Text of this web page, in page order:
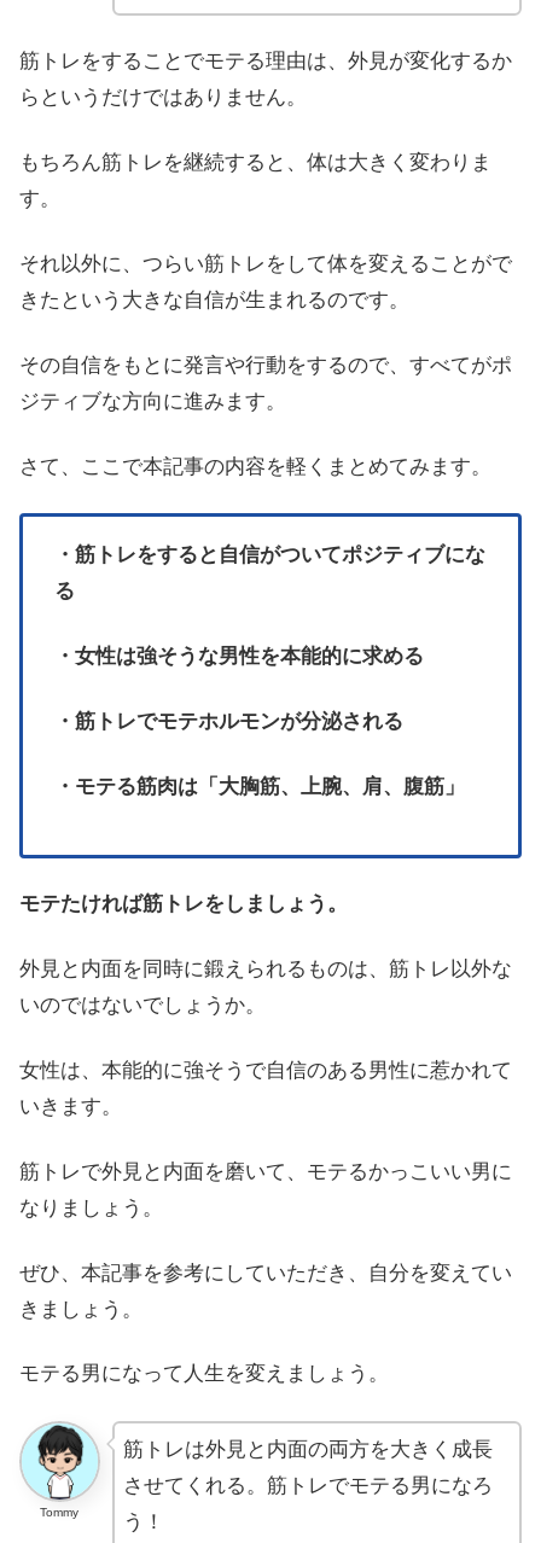
筋トレをすることでモテる理由は、外見が変化するか
らというだけではありません。
もちろん筋トレを継続すると、体は大きく変わりま
す。
それ以外に、つらい筋トレをして体を変えることがで
きたという大きな自信が生まれるのです。
その自信をもとに発言や行動をするので、すべてがポ
ジティブな方向に進みます。
さて、ここで本記事の内容を軽くまとめてみます。
・筋トレをすると自信がついてポジティブにな
る
・女性は強そうな男性を本能的に求める
・筋トレでモテホルモンが分泌される
・モテる筋肉は「大胸筋、上腕、肩、腹筋」
モテたければ筋トレをしましょう。
外見と内面を同時に鍛えられるものは、筋トレ以外な
いのではないでしょうか。
女性は、本能的に強そうで自信のある男性に惹かれて
いきます。
筋トレで外見と内面を磨いて、モテるかっこいい男に
なりましょう。
ぜひ、本記事を参考にしていただき、自分を変えてい
きましょう。
モテる男になって人生を変えましょう。
Tommy
筋トレは外見と内面の両方を大きく成長
させてくれる。筋トレでモテる男になろ
う！